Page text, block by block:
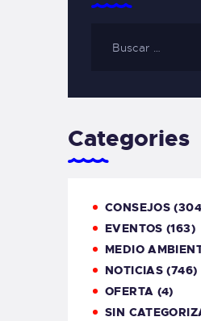
Categories
CONSEJOS
EVENTOS (163)
MEDIO
NOTICIAS (746)
OFERTA (4)
SIN